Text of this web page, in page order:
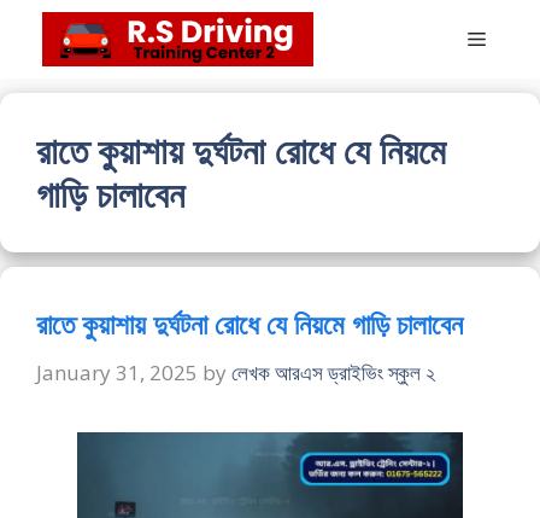
content
Menu
রাতে কুয়াশায় দুর্ঘটনা রোধে যে নিয়মে
গাড়ি চালাবেন
রাতে কুয়াশায় দুর্ঘটনা রোধে যে নিয়মে গাড়ি চালাবেন
January 31, 2025 by লেখক আরএস ড্রাইভিং স্কুল ২